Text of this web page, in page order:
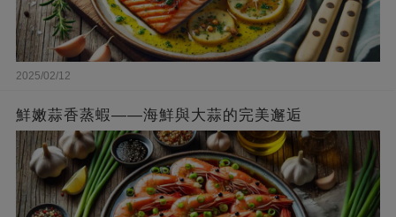
2025/02/12
鮮嫩蒜香蒸蝦——海鮮與大蒜的完美邂逅